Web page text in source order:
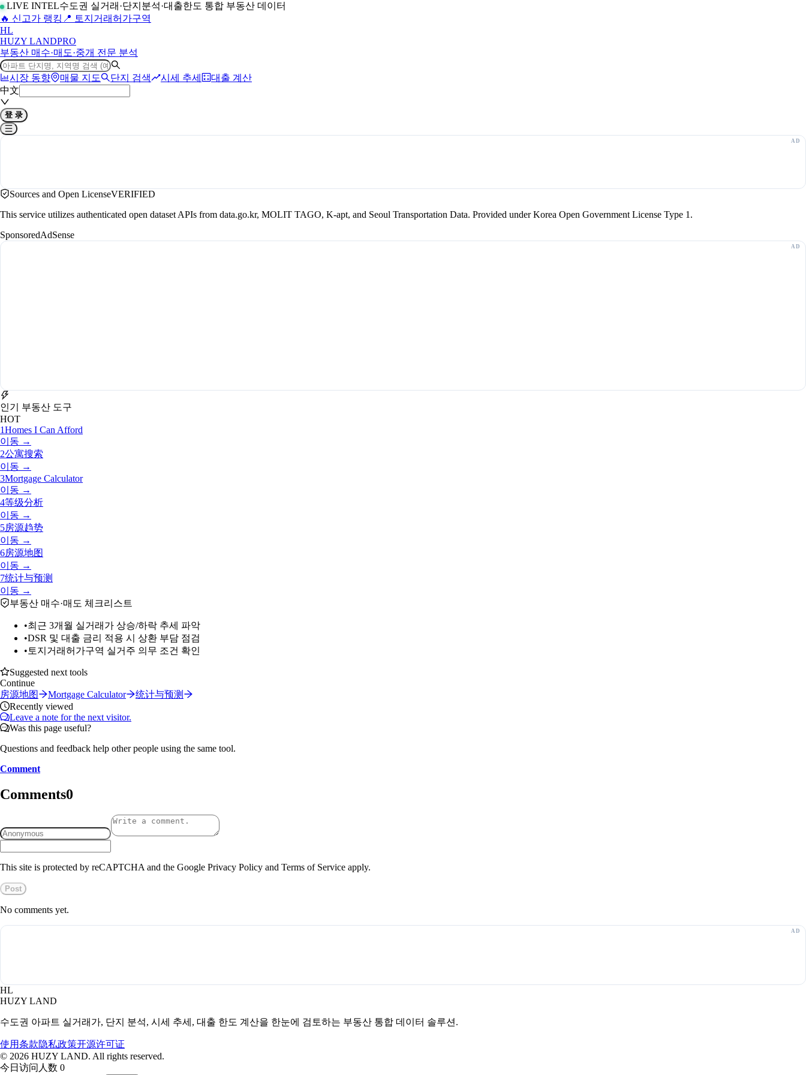
LIVE INTEL수도권 실거래·단지분석·대출한도 통합 부동산 데이터
🔥 신고가 랭킹 📍 토지거래허가구역
HL
HUZY LANDPRO
부동산 매수·매도·중개 전문 분석
시장 동향 매물 지도 단지 검색 시세 추세
대출 계산
中文
登 录
Sources and Open LicenseVERIFIED
This service utilizes authenticated open dataset APIs from data.go.kr, MOLIT TAGO, K-apt, and Seoul Transportation Data. Provided under Korea Open Government License Type 1.
SponsoredAdSense
인기 부동산 도구
HOT
1Homes I Can Afford
이동 →
2公寓搜索
이동 →
3Mortgage Calculator
이동 →
4等级分析
이동 →
5房源趋势
이동 →
6房源地图
이동 →
7统计与预测
이동 →
부동산 매수·매도 체크리스트
•최근 3개월 실거래가 상승/하락 추세 파악
•DSR 및 대출 금리 적용 시 상환 부담 점검
• 토지거래허가구역 실거주 의무 조건 확인
Suggested next tools
Continue
房源地图
Mortgage Calculator
统计与预测
Recently viewed
Leave a note for the next visitor.
Was this page useful?
Questions and feedback help other people using the same tool.
Comment
Comments0
This site is protected by reCAPTCHA and the Google Privacy Policy and Terms of Service apply.
Post
No comments yet.
HL
HUZY LAND
수도권 아파트 실거래가, 단지 분석, 시세 추세, 대출 한도 계산을 한눈에 검토하는 부동산 통합 데이터 솔루션.
使用条款隐私政策开源许可证
© 2026 HUZY LAND. All rights reserved.
今日访问人数 0